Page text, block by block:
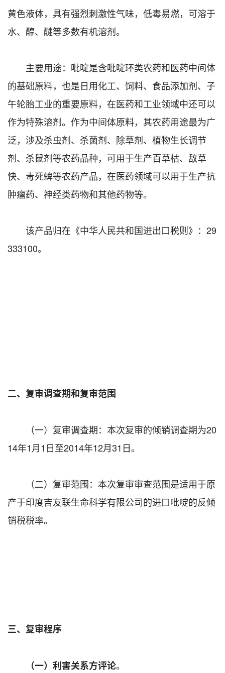
黄色液体，具有强烈刺激性气味，低毒易燃，可溶于
水、醇、醚等多数有机溶剂。
主要用途：吡啶是含吡啶环类农药和医药中间体
的基础原料，也是日用化工、饲料、食品添加剂、子
午轮胎工业的重要原料，在医药和工业领域中还可以
作为特殊溶剂。作为中间体原料，其农药用途最为广
泛，涉及杀虫剂、杀菌剂、除草剂、植物生长调节
剂、杀鼠剂等农药品种，可用于生产百草枯、敌草
快、毒死蜱等农药产品，在医药领域可以用于生产抗
肿瘤药、神经类药物和其他药物等。
该产品归在《中华人民共和国进出口税则》：29
333100。
二、复审调查期和复审范围
（一）复审调查期：本次复审的倾销调查期为20
14年1月1日至2014年12月31日。
（二）复审范围：本次复审审查范围是适用于原
产于印度吉友联生命科学有限公司的进口吡啶的反倾
销税税率。
三、复审程序
（一）利害关系方评论。